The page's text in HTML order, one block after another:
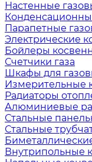
Настенные
Парапетные
Электрические
Бойлеры
Счетчики газа
Шкафы для
Измерительные
Радиаторы
Алюминиевые
Стальные
Стальные
Внутрипольные